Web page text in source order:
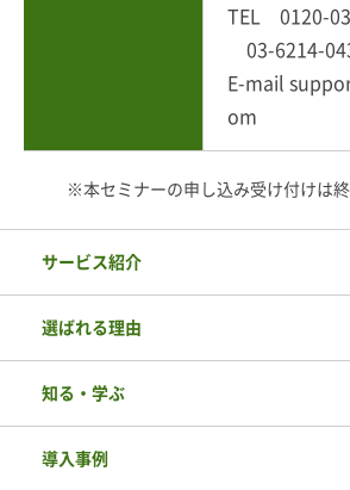
TEL 0120-
03-6214-
E-mail
om
※本セミナーの申し込み受け付けは
サービス紹介
選ばれる理由
知る・学ぶ
導入事例